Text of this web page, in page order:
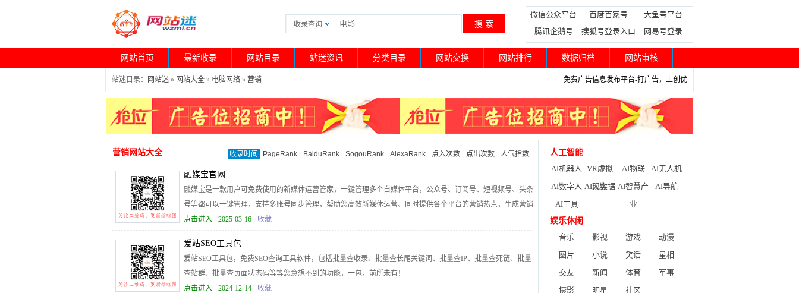
收录查询
微信公众平台 百度百家号
大鱼号平台
腾讯企鹅号
搜狐号登录入口 网易号登录
网站首页 最新收录 网站目录 站迷资讯 分类目录 网站交换 网站排行 数据归档 网站审核
站迷目录： 网站迷 » 网站大全 » 电脑网络 » 营销 免费广告信息发布平台-打广告，上创优
收录时间 PageRank BaiduRank SogouRank AlexaRank 点入次数 点出次数 人气指数
营销网站大全
融媒宝官网
融媒宝是一款用户可免费使用的新媒体运营管家，一键管理多个自媒体平台，公众号、订阅号、短视频号、头条
号等都可以一键管理，支持多账号同步管理，帮助您高效新媒体运营、同时提供各个平台的营销热点，生成营销
日历，是每个自媒体人的选择。
点击进入 - 2025-03-16 - 收藏
爱站SEO工具包
爱站SEO工具包，免费SEO查询工具软件，包括批量查收录、批量查长尾关键词、批量查IP、批量查死链、批量
查站群、批量查页面状态码等等您意想不到的功能，一包，前所未有！
点击进入 - 2024-12-14 - 收藏
人工智能
AI机器人 VR虚拟
现实
AI物联
AI无人机
AI数字人 AI大数据 AI智慧产
业
AI导航
AI工具
娱乐休闲
音乐
影视 游戏
动漫
图片
小说 笑话
星相
交友
新闻 体育
军事
摄影
明星
社区